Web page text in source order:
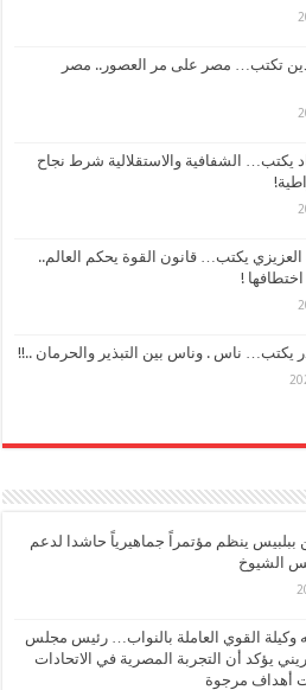
تكتب… مصر على مر العصور.. مصر
يكتب… الشفافية والاستقلالية شرط نجاح
يكتب… قانون القوة يحكم العالم..
!
يكتب… ناس . وناس بين التبذير والحرمان ..!!
ينظم مؤتمراً جماهيرياً حاشدا لدعم
الشيوخ
وكيلة القوي العاملة بالنواب… رئيس مجلس
يؤكد أن التجربة المصرية في الاتحادات
أهداف مرجوة